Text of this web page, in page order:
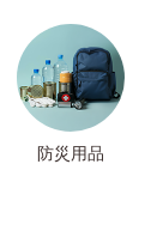
防災用品